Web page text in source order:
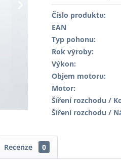
Číslo produktu:
EAN
Typ pohonu:
Rok výroby:
Výkon:
Objem motoru:
Motor:
Šíření rozchodu /
Šíření rozchodu /
Recenze 0